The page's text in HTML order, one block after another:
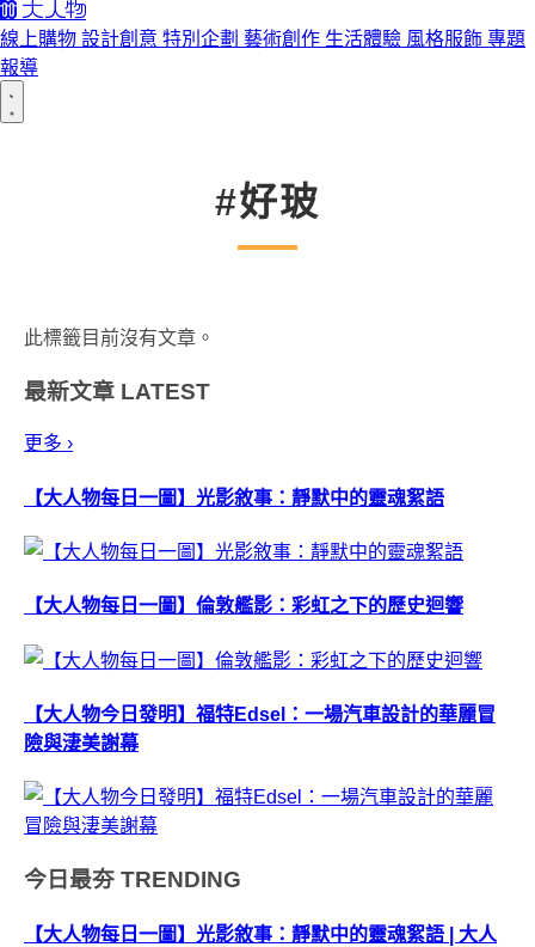
線上購物 設計創意 特別企劃 藝術創作 生活體驗 風格服飾 專題
報導
#好玻
此標籤目前沒有文章。
最新文章 LATEST
更多 ›
【大人物每日一圖】光影敘事：靜默中的靈魂絮語
【大人物每日一圖】倫敦艦影：彩虹之下的歷史迴響
【大人物今日發明】福特Edsel：一場汽車設計的華麗冒
險與淒美謝幕
今日最夯 TRENDING
【大人物每日一圖】光影敘事：靜默中的靈魂絮語 | 大人